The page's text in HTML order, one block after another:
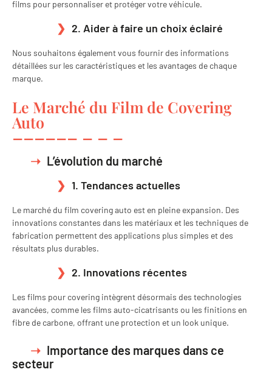
films pour personnaliser et protéger votre véhicule.
2. Aider à faire un choix éclairé
Nous souhaitons également vous fournir des informations
détaillées sur les caractéristiques et les avantages de chaque
marque.
Le Marché du Film de Covering
Auto
L’évolution du marché
1. Tendances actuelles
Le marché du film covering auto est en pleine expansion. Des
innovations constantes dans les matériaux et les techniques de
fabrication permettent des applications plus simples et des
résultats plus durables.
2. Innovations récentes
Les films pour covering intègrent désormais des technologies
avancées, comme les films auto-cicatrisants ou les finitions en
fibre de carbone, offrant une protection et un look unique.
Importance des marques dans ce
secteur